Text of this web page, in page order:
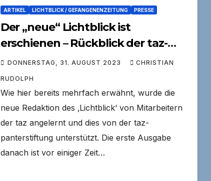
ARTIKEL LICHTBLICK / GEFANGENENZEITUNG PRESSE
Der „neue“ Lichtblick ist
erschienen – Rückblick der taz-
Journalisten
DONNERSTAG, 31. AUGUST 2023 CHRISTIAN
RUDOLPH
Wie hier bereits mehrfach erwähnt, wurde die
neue Redaktion des ‚Lichtblick‘ von Mitarbeitern
der taz angelernt und dies von der taz-
panterstiftung unterstützt. Die erste Ausgabe
danach ist vor einiger Zeit…